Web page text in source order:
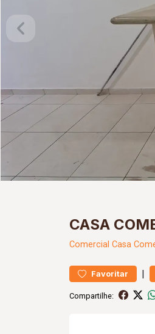
CASA
Comercial Casa
Favoritar |
Compartilhe: